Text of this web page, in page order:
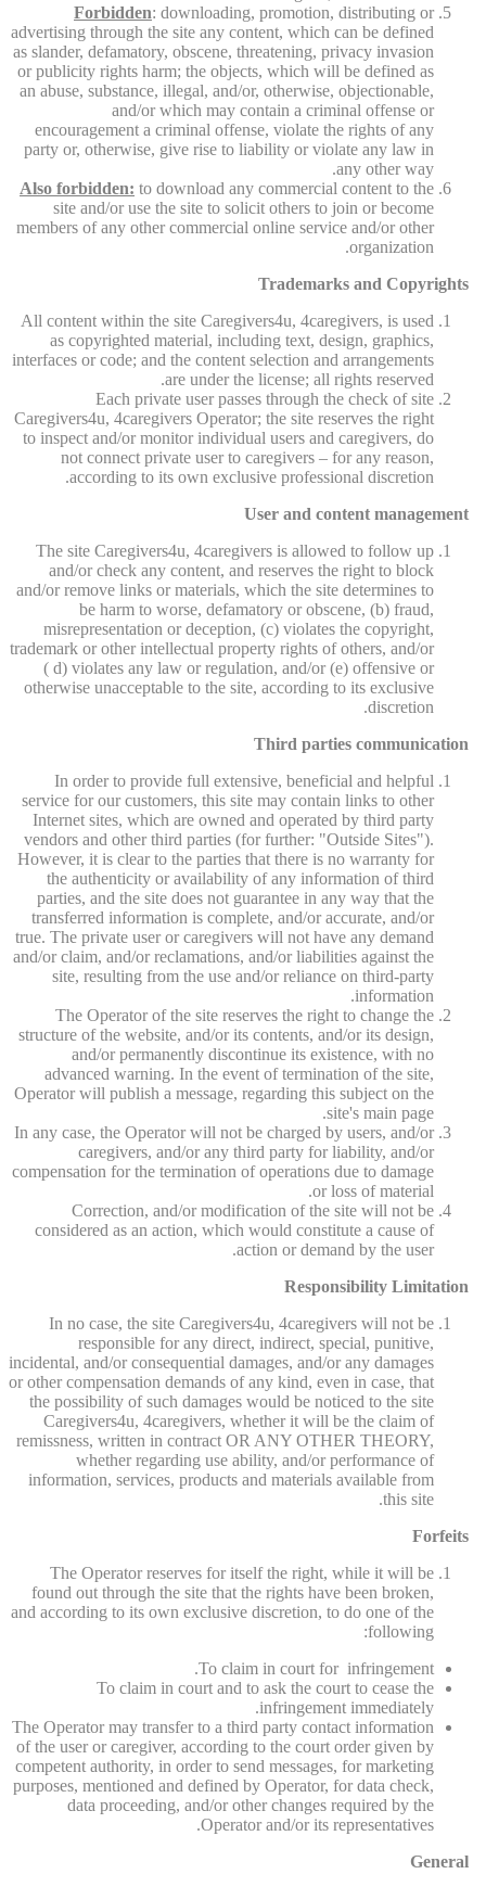
Forbidden: downloading, promotion, distributing or
advertising through the site any content, which can be defined
as slander, defamatory, obscene, threatening, privacy invasion
or publicity rights harm; the objects, which will be defined as
an abuse, substance, illegal, and/or, otherwise, objectionable,
and/or which may contain a criminal offense or
encouragement a criminal offense, violate the rights of any
party or, otherwise, give rise to liability or violate any law in
any other way.
Also forbidden: to download any commercial content to the
site and/or use the site to solicit others to join or become
members of any other commercial online service and/or other
organization.
Trademarks and Copyrights
All content within the site Caregivers4u, 4caregivers, is used
as copyrighted material, including text, design, graphics,
interfaces or code; and the content selection and arrangements
are under the license; all rights reserved.
Each private user passes through the check of site
Caregivers4u, 4caregivers Operator; the site reserves the right
to inspect and/or monitor individual users and caregivers, do
not connect private user to caregivers – for any reason,
according to its own exclusive professional discretion.
User and content management
The site Caregivers4u, 4caregivers is allowed to follow up
and/or check any content, and reserves the right to block
and/or remove links or materials, which the site determines to
be harm to worse, defamatory or obscene, (b) fraud,
misrepresentation or deception, (c) violates the copyright,
trademark or other intellectual property rights of others, and/or
( d) violates any law or regulation, and/or (e) offensive or
otherwise unacceptable to the site, according to its exclusive
discretion.
Third parties communication
In order to provide full extensive, beneficial and helpful
service for our customers, this site may contain links to other
Internet sites, which are owned and operated by third party
vendors and other third parties (for further: "Outside Sites").
However, it is clear to the parties that there is no warranty for
the authenticity or availability of any information of third
parties, and the site does not guarantee in any way that the
transferred information is complete, and/or accurate, and/or
true. The private user or caregivers will not have any demand
and/or claim, and/or reclamations, and/or liabilities against the
site, resulting from the use and/or reliance on third-party
information.
The Operator of the site reserves the right to change the
structure of the website, and/or its contents, and/or its design,
and/or permanently discontinue its existence, with no
advanced warning. In the event of termination of the site,
Operator will publish a message, regarding this subject on the
site's main page.
In any case, the Operator will not be charged by users, and/or
caregivers, and/or any third party for liability, and/or
compensation for the termination of operations due to damage
or loss of material.
Correction, and/or modification of the site will not be
considered as an action, which would constitute a cause of
action or demand by the user.
Responsibility Limitation
In no case, the site Caregivers4u, 4caregivers will not be
responsible for any direct, indirect, special, punitive,
incidental, and/or consequential damages, and/or any damages
or other compensation demands of any kind, even in case, that
the possibility of such damages would be noticed to the site
Caregivers4u, 4caregivers, whether it will be the claim of
remissness, written in contract OR ANY OTHER THEORY,
whether regarding use ability, and/or performance of
information, services, products and materials available from
this site.
Forfeits
The Operator reserves for itself the right, while it will be
found out through the site that the rights have been broken,
and according to its own exclusive discretion, to do one of the
following:
To claim in court for infringement.
To claim in court and to ask the court to cease the
infringement immediately.
The Operator may transfer to a third party contact information
of the user or caregiver, according to the court order given by
competent authority, in order to send messages, for marketing
purposes, mentioned and defined by Operator, for data check,
data proceeding, and/or other changes required by the
Operator and/or its representatives.
General